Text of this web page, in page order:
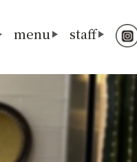
menu staff